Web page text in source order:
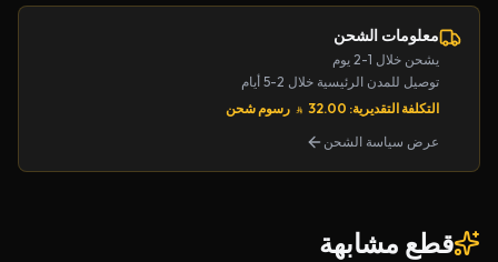
معلومات الشحن
يشحن خلال 1-2 يوم
توصيل للمدن الرئيسية خلال 2-5 أيام
التكلفة التقديرية: 32.00
رسوم شحن
عرض سياسة الشحن
قطع مشابهة